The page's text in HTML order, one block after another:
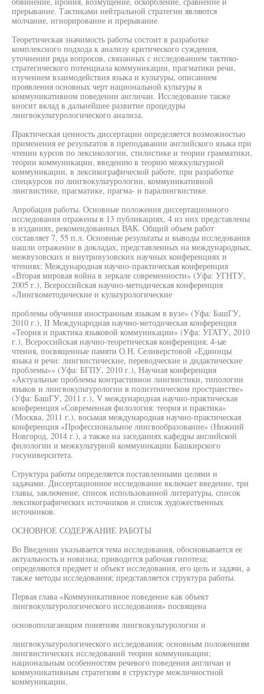
прерывание. Тактиками нейтральной стратегии являются
молчание, игнорирование и прерывание.
Теоретическая значимость работы состоит в разработке
комплексного подхода к анализу критического суждения,
уточнении ряда вопросов, связанных с исследованием тактико-
стратегического потенциала коммуникации, прагматики речи,
изучением взаимодействия языка и культуры, описанием
проявления основных черт национальной культуры в
коммуникативном поведении англичан. Исследование также
вносит вклад в дальнейшее развитие процедуры
лингвокультурологического анализа.
Практическая ценность диссертации определяется возможностью
применения ее результатов в преподавании английского языка при
чтении курсов по лексикологии, стилистике и теории грамматики,
теории коммуникации, введению в теорию межкультурной
коммуникации, в лексикографической работе, при разработке
спецкурсов по лингвокультурологии, коммуникативной
лингвистике, прагматике, прагма- и паралингвистике.
Апробация работы. Основные положения диссертационного
исследования отражены в 13 публикациях, 4 из них представлены
в изданиях, рекомендованных ВАК. Общий объем работ
составляет 7, 55 п.л. Основные результаты и выводы исследования
нашли отражение в докладах, представленных на международных,
межвузовских и внутривузовских научных конференциях и
чтениях: Международная научно-практическая конференция
«Вторая мировая война в зеркале современности» (Уфа: УГНТУ,
2005 г.), Всероссийская научно-методическая конференция
«Лингвометодические и культурологические
проблемы обучения иностранным языкам в вузе» (Уфа: БашГУ,
2010 г.), II Международная научно-методическая конференция
«Теория и практика языковой коммуникации» (Уфа: УГАТУ, 2010
г.), Всероссийская научно-теоретическая конференция; 4-ые
чтения, посвященные памяти О.Н. Селиверстовой «Единицы
языка и речи: лингвистические, переводческие и дидактические
проблемы»» (Уфа: БГПУ, 2010 г.), Научная конференция
«Актуальные проблемы контрастивнон лингвистики, типологии
языков и лингвокультурологии в полиэтническом пространстве»
(Уфа: БашГУ, 2011 г.), V международная научно-практическая
конференция «Современная филология: теория и практика»
(Москва, 2011 г.), восьмая международная научно-практическая
конференция «Профессиональное лингвообразование» (Нижний
Новгород, 2014 г.), а также на заседаниях кафедры английской
филологии и межкультурной коммуникации Башкирского
госуниверситета.
Структура работы определяется поставленными целями и
задачами. Диссертационное исследование включает введение, три
главы, заключение, список использованной литературы, список
лексикографических источников и список художественных
источников.
ОСНОВНОЕ СОДЕРЖАНИЕ РАБОТЫ
Во Введении указывается тема исследования, обосновывается ее
актуальность и новизна; приводится рабочая гипотеза;
определяются предмет и объект исследования, его цель и задачи, а
также методы исследования; представляется структура работы.
Первая глава «Коммуникативное поведение как объект
лингвокультурологического исследования» посвящена
основополагающим понятиям лингвокультурологии и
лингвокультурологического исследования; основным положениям
лингвистических исследований теории коммуникации;
национальным особенностям речевого поведения англичан и
коммуникативным стратегиям в структуре межличностной
коммуникации.